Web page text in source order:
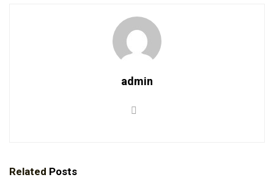
admin
Related Posts